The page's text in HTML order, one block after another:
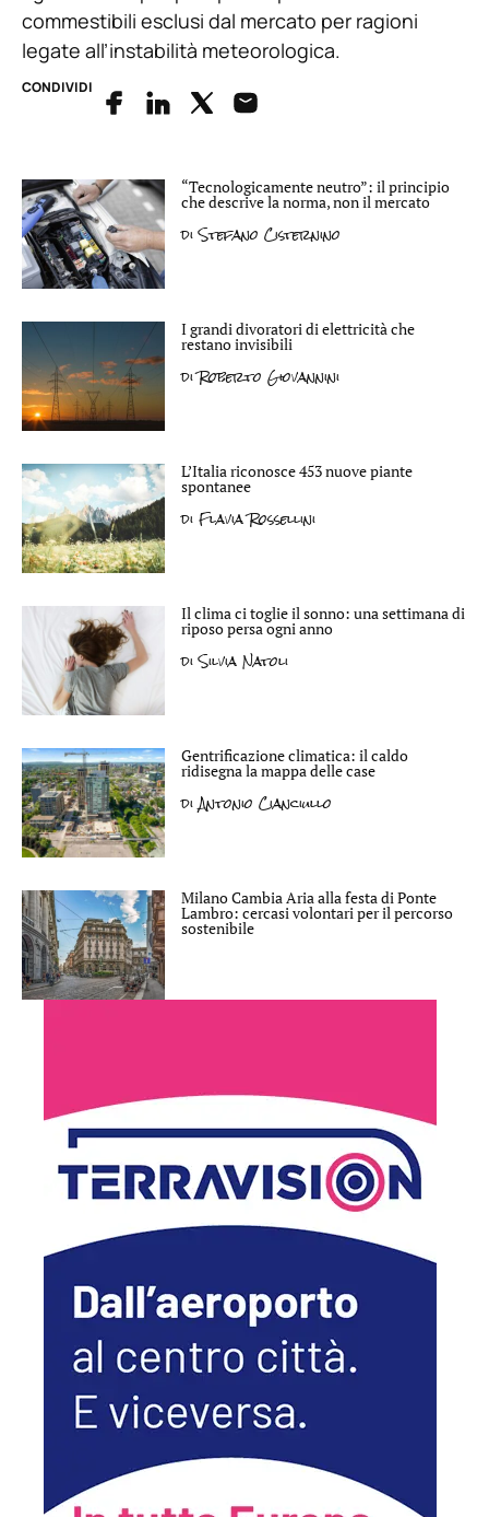
commestibili esclusi dal mercato per ragioni
legate all’instabilità meteorologica.
CONDIVIDI
“Tecnologicamente neutro”: il principio
che descrive la norma, non il mercato
diStefano Cisternino
I grandi divoratori di elettricità che
restano invisibili
diRoberto Giovannini
L’Italia riconosce 453 nuove piante
spontanee
di Flavia Rossellini
Il clima ci toglie il sonno: una settimana di
riposo persa ogni anno
diSilvia Natoli
Gentrificazione climatica: il caldo
ridisegna la mappa delle case
diAntonio Cianciullo
Milano Cambia Aria alla festa di Ponte
Lambro: cercasi volontari per il percorso
sostenibile